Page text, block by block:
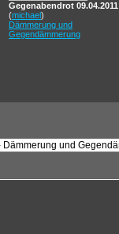
Gegenabendrot 09.04.2011
(michael)
Dämmerung und
Gegendämmerung